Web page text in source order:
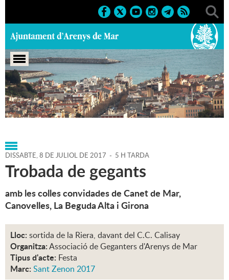
Portada > Agenda > 08-07-2017 > Marcs > 2017 > Sant
Zenon 2017
DISSABTE,8 DE JULIOL DE 2017 - 5 H TARDA
Trobada de gegants
amb les colles convidades de Canet de Mar,
Canovelles, La Beguda Alta i Girona
Lloc: sortida de la Riera, davant del C.C. Calisay
Organitza:Associació de Geganters d'Arenys de Mar
Tipus d'acte: Festa
Marc: Sant Zenon 2017